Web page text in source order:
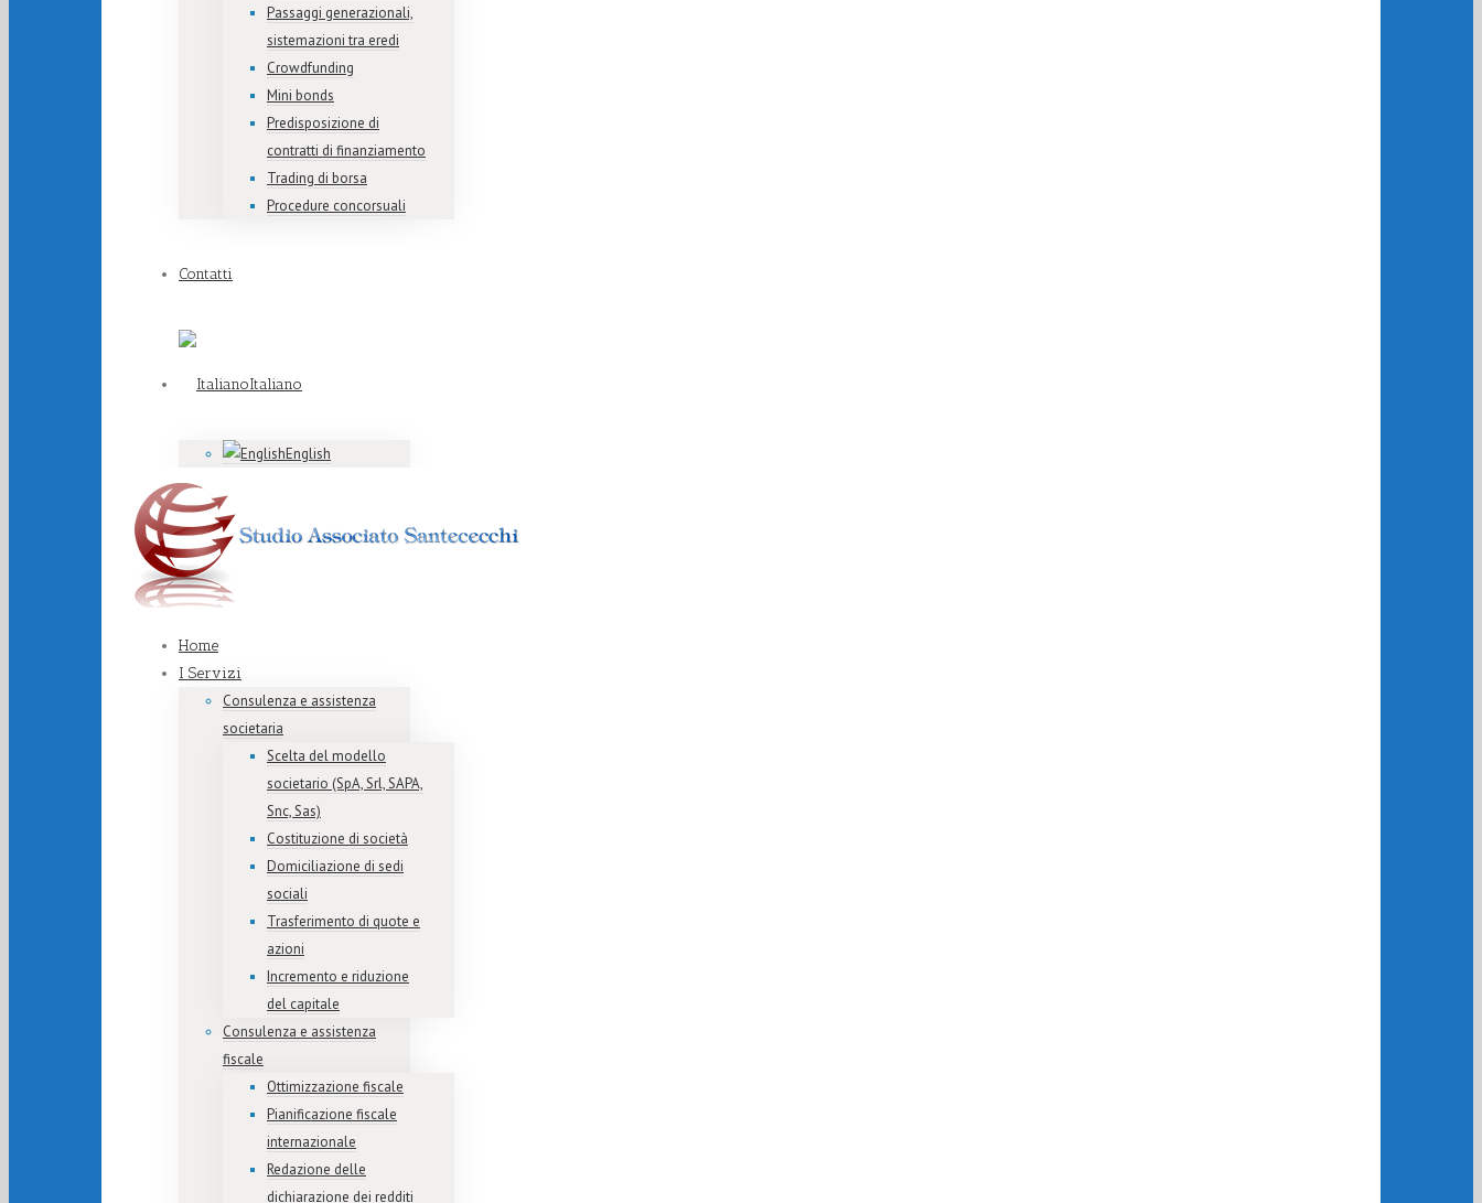
Passaggi generazionali,
sistemazioni tra eredi
Crowdfunding
Mini bonds
Predisposizione di
contratti di finanziamento
Trading di borsa
Procedure concorsuali
Contatti
Italiano
English
Home
I Servizi
Consulenza e assistenza
societaria
Scelta del modello
societario (SpA, Srl, SAPA,
Snc, Sas)
Costituzione di società
Domiciliazione di sedi
sociali
Trasferimento di quote e
azioni
Incremento e riduzione
del capitale
Consulenza e assistenza
fiscale
Ottimizzazione fiscale
Pianificazione fiscale
internazionale
Redazione delle
dichiarazione dei redditi